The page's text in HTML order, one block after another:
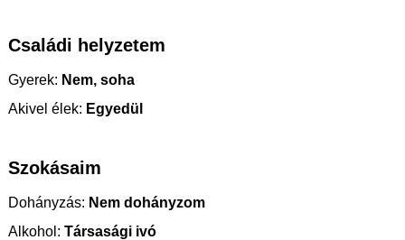
Családi helyzetem
Gyerek: Nem, soha
Akivel élek: Egyedül
Szokásaim
Dohányzás: Nem dohányzom
Alkohol: Társasági ivó